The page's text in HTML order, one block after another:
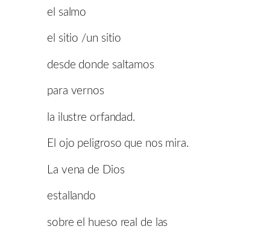
el salmo
el sitio /un sitio
desde donde saltamos
para vernos
la ilustre orfandad.
El ojo peligroso que nos mira.
La vena de Dios
estallando
sobre el hueso real de las